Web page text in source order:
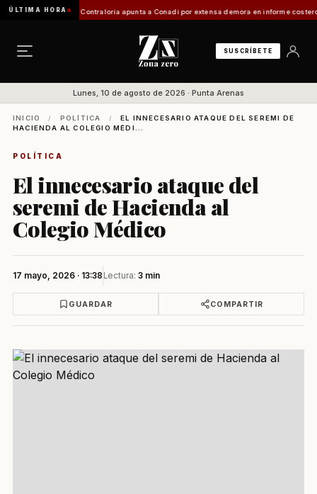
ÚLTIMA HORA
Franca Contraloría apunta a Conadi por extensa demora en informe costero
SUSCRÍBETE
Lunes, 10 de agosto de 2026 · Punta Arenas
INICIO / POLÍTICA /
EL INNECESARIO ATAQUE DEL SEREMI DE
HACIENDA AL COLEGIO MÉDI...
POLÍTICA
El innecesario ataque del
seremi de Hacienda al
Colegio Médico
17 mayo, 2026 · 13:38 Lectura: 3 min
GUARDAR COMPARTIR